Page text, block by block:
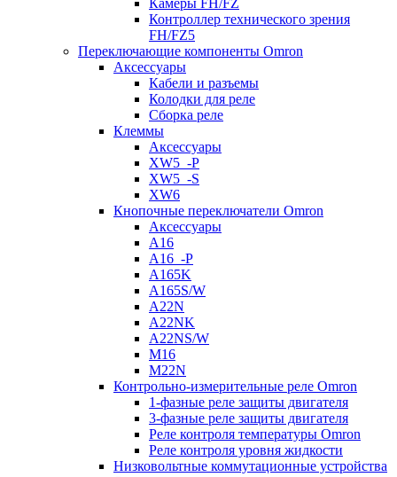
Камеры FH/FZ
Контроллер технического зрения
FH/FZ5
Переключающие компоненты Omron
Аксессуары
Кабели и разъемы
Колодки для реле
Сборка реле
Клеммы
Аксессуары
XW5_-P
XW5_-S
XW6
Кнопочные переключатели Omron
Аксессуары
A16
A16_-P
A165K
A165S/W
A22N
A22NK
A22NS/W
M16
M22N
Контрольно-измерительные реле Omron
1-фазные реле защиты двигателя
3-фазные реле защиты двигателя
Реле контроля температуры Omron
Реле контроля уровня жидкости
Низковольтные коммутационные устройства